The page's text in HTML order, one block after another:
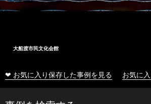
大船渡市民文化会館
❤ お気に入り保存した事例を見る お気に